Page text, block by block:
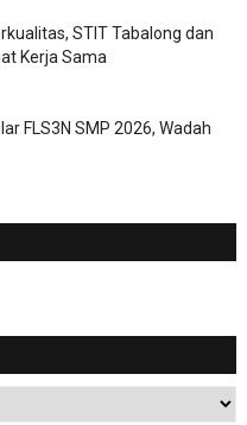
STIT Tabalong dan
Kerja Sama
FLS3N SMP 2026, Wadah